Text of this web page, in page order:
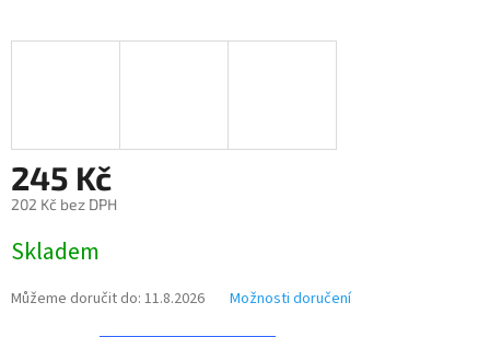
245 Kč
202 Kč bez DPH
cena:
Skladem
Můžeme doručit do: 11.8.2026 Možnosti doručení